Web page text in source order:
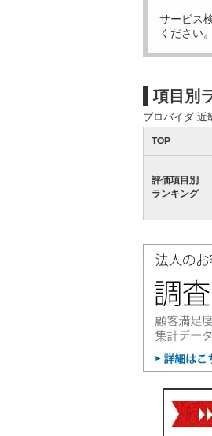
サービス
ください。
項目別
プロバイダ 近
TOP
評価項目別
ランキング